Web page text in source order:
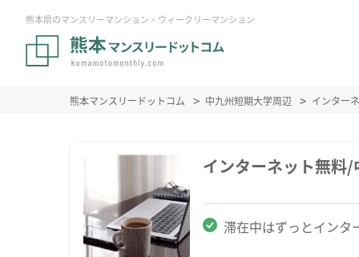
熊本県のマンスリーマンション・ウィークリーマンション
熊本マンスリードットコム 中九州短期大学周辺 インター
インターネット無料
滞在中はずっとインタ